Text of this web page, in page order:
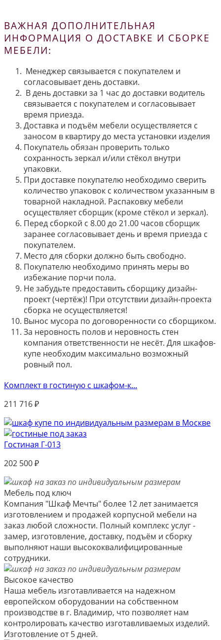
ВАЖНАЯ ДОПОЛНИТЕЛЬНАЯ
ИНФОРМАЦИЯ О ДОСТАВКЕ И СБОРКЕ
МЕБЕЛИ:
Менеджер связывается с покупателем и
согласовывает день доставки.
В день доставки за 1 час до доставки водитель
связывается с покупателем и согласовывает
время приезда.
Доставка и подъём мебели осуществляется с
заносом в квартиру до места установки изделия
Покупатель обязан проверить только
сохранность зеркал и/или стёкол внутри
упаковки.
При доставке покупателю необходимо сверить
количество упаковок с количеством указанным в
товарной накладной. Распаковку мебели
осуществляет сборщик (кроме стёкол и зеркал).
Перед сборкой с 8.00 до 21.00 часов сборщик
заранее согласовывает день и время приезда с
покупателем.
Место для сборки должно быть свободно.
Покупателю необходимо принять меры во
избежание порчи пола.
Не забудьте предоставить сборщику дизайн-
проект (чертёж)! При отсутствии дизайн-проекта
сборка не осуществляется!
Вынос мусора по договоренности со сборщиком.
За неровность полов и неровность стен
компания ответственности не несёт. Для шкафов-
купе необходим максимально возможный
ровный пол.
Комплект в гостиную с шкафом-к...
211 716₽
Гостиная Г-013
202 500₽
Мебель под ключ
Компания "Шкаф Мечты" более 12 лет занимается
изготовлением и продажей корпусной мебели на
заказ любой сложности. Полный комплекс услуг -
замер, изготовление, доставку, подъём и сборку
выполняют наши высококвалифицированные
сотрудники.
Высокое качество
Наша мебель изготавливается на надежном
европейском оборудовании на собственном
производстве в г. Владимир, что позволяет нам
контролировать качество изготавливаемых изделий.
Изготовление от 5 дней.